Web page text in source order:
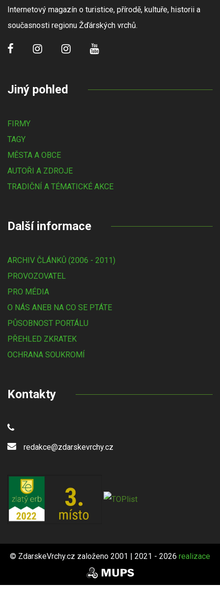
Internetový magazín o turistice, přírodě, kultuře, historii a
současnosti regionu Žďárských vrchů.
Jiný pohled
FIRMY
TAGY
MĚSTA A OBCE
AUTOŘI A ZDROJE
TRADIČNÍ A TÉMATICKÉ AKCE
Další informace
ARCHIV ČLÁNKŮ (2006 - 2011)
PROVOZOVATEL
PRO MÉDIA
O NÁS ANEB NA CO SE PTÁTE
PŮSOBNOST PORTÁLU
PŘEHLED ZKRATEK
OCHRANA SOUKROMÍ
Kontakty
redakce@zdarskevrchy.cz
© ZdarskeVrchy.cz založeno 2001 | 2021 - 2026 realizace